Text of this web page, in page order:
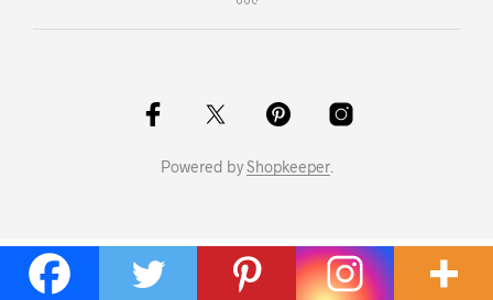
Powered byShopkeeper.